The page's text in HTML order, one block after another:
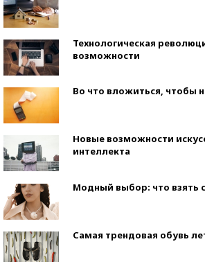
Технологическая
возможности
Во что вложиться, чтобы
Новые возможности
интеллекта
Модный выбор: что взять
Самая трендовая обувь